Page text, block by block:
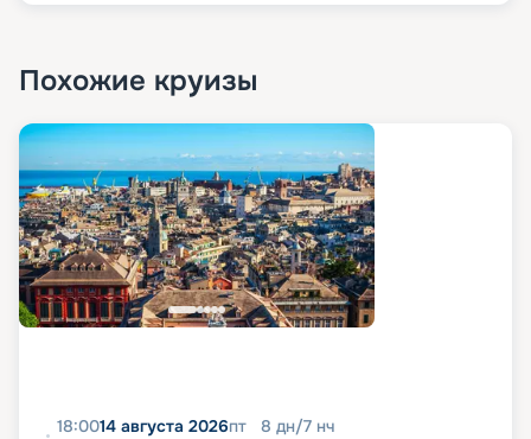
Похожие круизы
18:0014 августа 2026пт 8 дн/7 нч